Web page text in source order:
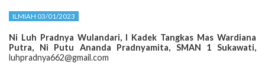
ILMIAH 03/01/2023
Ni Luh Pradnya Wulandari, I Kadek Tangkas Mas Wardiana
Putra, Ni Putu Ananda Pradnyamita, SMAN 1 Sukawati,
luhpradnya662@gmail.com